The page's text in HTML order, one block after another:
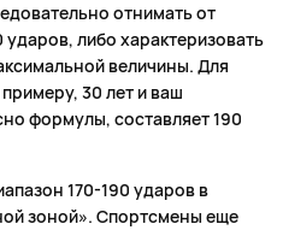
отнимать от
либо характеризовать
величины. Для
30 лет и ваш
формулы, составляет 190
170-190 ударов в
зоной». Спортсмены еще